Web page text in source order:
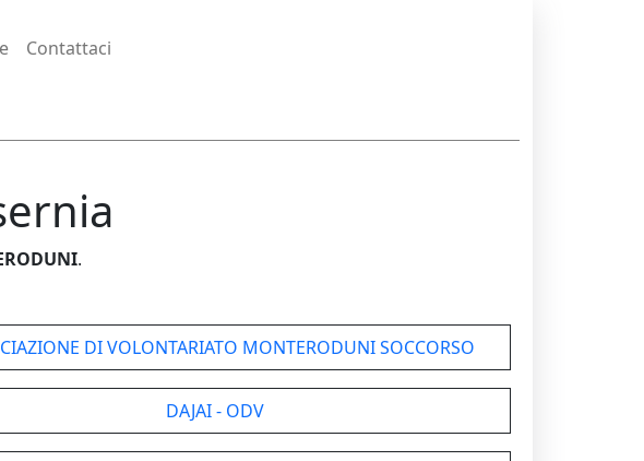
Contattaci
.
DI VOLONTARIATO MONTERODUNI SOCCORSO
DAJAI - ODV